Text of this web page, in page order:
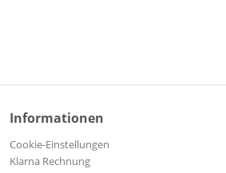
Informationen
Cookie-Einstellungen
Klarna Rechnung